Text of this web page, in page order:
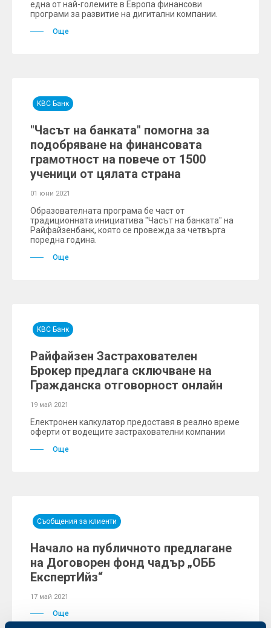
една от най-големите в Европа финансови
програми за развитие на дигитални компании.
Още
KBC Банк
"Часът на банката" помогна за
подобряване на финансовата
грамотност на повече от 1500
ученици от цялата страна
01 юни 2021
Образователната програма бе част от
традиционната инициатива "Часът на банката" на
Райфайзенбанк, която се провежда за четвърта
поредна година.
Още
KBC Банк
Райфайзен Застрахователен
Брокер предлага сключване на
Гражданска отговорност онлайн
19 май 2021
Електронен калкулатор предоставя в реално време
оферти от водещите застрахователни компании
Още
Съобщения за клиенти
Начало на публичното предлагане
на Договорен фонд чадър „ОББ
ЕкспертИйз“
17 май 2021
Още